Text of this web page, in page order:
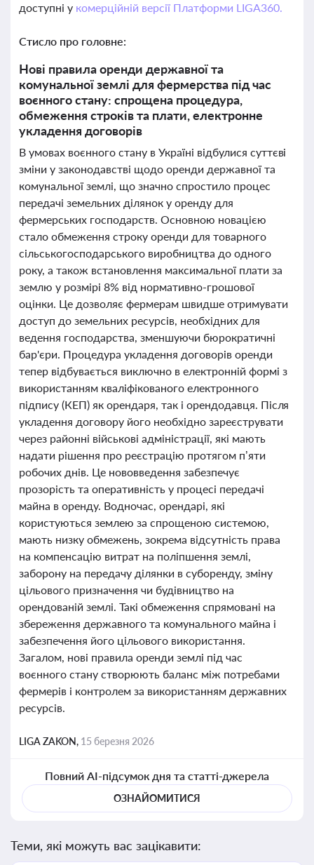
доступні у комерційній версії Платформи LIGA360.
Стисло про головне:
Нові правила оренди державної та
комунальної землі для фермерства під час
воєнного стану: спрощена процедура,
обмеження строків та плати, електронне
укладення договорів
В умовах воєнного стану в Україні відбулися суттєві
зміни у законодавстві щодо оренди державної та
комунальної землі, що значно спростило процес
передачі земельних ділянок у оренду для
фермерських господарств. Основною новацією
стало обмеження строку оренди для товарного
сільськогосподарського виробництва до одного
року, а також встановлення максимальної плати за
землю у розмірі 8% від нормативно-грошової
оцінки. Це дозволяє фермерам швидше отримувати
доступ до земельних ресурсів, необхідних для
ведення господарства, зменшуючи бюрократичні
бар'єри. Процедура укладення договорів оренди
тепер відбувається виключно в електронній формі з
використанням кваліфікованого електронного
підпису (КЕП) як орендаря, так і орендодавця. Після
укладення договору його необхідно зареєструвати
через районні військові адміністрації, які мають
надати рішення про реєстрацію протягом п’яти
робочих днів. Це нововведення забезпечує
прозорість та оперативність у процесі передачі
майна в оренду. Водночас, орендарі, які
користуються землею за спрощеною системою,
мають низку обмежень, зокрема відсутність права
на компенсацію витрат на поліпшення землі,
заборону на передачу ділянки в суборенду, зміну
цільового призначення чи будівництво на
орендованій землі. Такі обмеження спрямовані на
збереження державного та комунального майна і
забезпечення його цільового використання.
Загалом, нові правила оренди землі під час
воєнного стану створюють баланс між потребами
фермерів і контролем за використанням державних
ресурсів.
LIGA ZAKON, 15 березня 2026
Повний AI-підсумок дня та статті-джерела
ОЗНАЙОМИТИСЯ
Теми, які можуть вас зацікавити: